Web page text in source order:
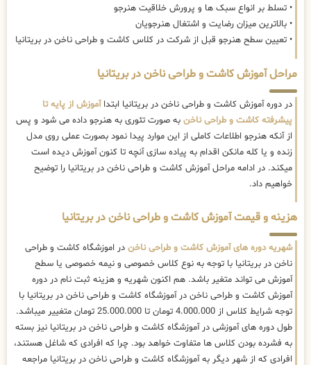
• تسلط بر انواع سبک ها و پرورش خلاقیت هنرجو
• بالاترین میزان رضایت و اشتغال هنرجویان
• تعیین سطح هنرجو قبل از شرکت در کلاس کاشت و طراحی ناخن در بریتانیا
مراحل آموزش کاشت و طراحی ناخن در بریتانیا
در دوره آموزش کاشت و طراحی ناخن در بریتانیا ابتداآموزش از پایه تا
پیشرفته کاشت و طراحی ناخن به صورت تئوری به هنرجو داده می شود و پس
از آنکه هنرجو اطلاعات کاملی از این موارد پیدا نمود بصورت عملی روی مدل
زنده و یا کله مانکن اقدام به پیاده سازی آنچه تا کنون آموزش دیده است
میکند. در ادامه مراحل آموزش کاشت و طراحی ناخن در بریتانیا را توضیح
خواهیم داد.
هزینه و قیمت آموزش کاشت و طراحی ناخن در بریتانیا
شهریه دوره های آموزش کاشت و طراحی ناخن در اموزشگاه کاشت و طراحی
ناخن در بریتانیا با توجه به نوع کلاس خصوصی و نیمه خصوصی یا سطح
آموزش می تواند متغیر باشد. هم اکنون شهریه و هزینه ثبت نام در دوره
آموزش کاشت و طراحی ناخن در آموزشگاه کاشت و طراحی ناخن در بریتانیا با
توجه شرایط کلاس از 4.000.000 تومان تا 25.000.000 تومان متغییر میباشد.
طول دوره های آموزشی در آموزشگاه کاشت و طراحی ناخن در بریتانیا نیز بسته
به فشرده بودن کلاس ها متفاوت خواهد بود. چرا که افرادی که شاغل هستند،
افرادی که از شهر دیگر به آموزشگاه کاشت و طراحی ناخن در بریتانیا مراجعه